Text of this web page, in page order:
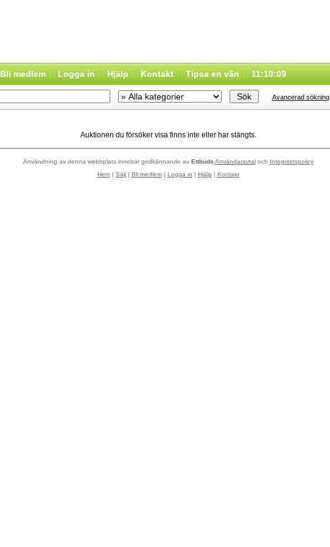
Bli medlem Logga in Hjälp Kontakt Tipsa en vän 11:10:09
Avancerad sökning
Auktionen du försöker visa finns inte eller har stängts.
Användning av denna webbplats innebär godkännande av Ettbuds Användaravtaloch Integritetspolicy
Hem| Sälj| Bli medlem| Logga in | Hjälp | Kontakt